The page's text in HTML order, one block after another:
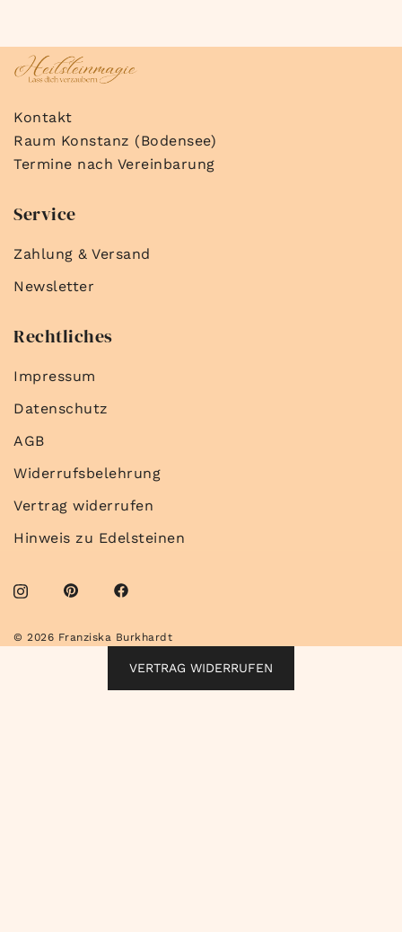
Kontakt
Raum Konstanz (Bodensee)
Termine nach Vereinbarung
Service
Zahlung & Versand
Newsletter
Rechtliches
Impressum
Datenschutz
AGB
Widerrufsbelehrung
Vertrag widerrufen
Hinweis zu Edelsteinen
© 2026 Franziska Burkhardt
VERTRAG WIDERRUFEN